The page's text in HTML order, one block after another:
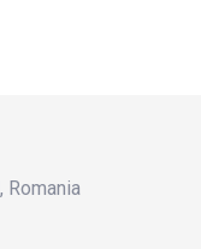
Romania